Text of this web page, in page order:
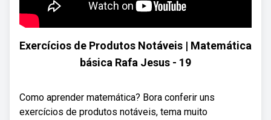
Exercícios de Produtos Notáveis | Matemática
básica Rafa Jesus - 19
Como aprender matemática? Bora conferir uns
exercícios de produtos notáveis, tema muito